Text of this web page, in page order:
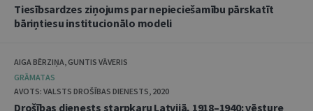
Tiesībsardzes ziņojums par nepieciešamību pārskatīt
bāriņtiesu institucionālo modeli
AIGA BĒRZIŅA, GUNTIS VĀVERIS
GRĀMATAS
AVOTS: VALSTS DROŠĪBAS DIENESTS, 2020
Drošības dienests starpkaru Latvijā, 1918–1940: vēsture